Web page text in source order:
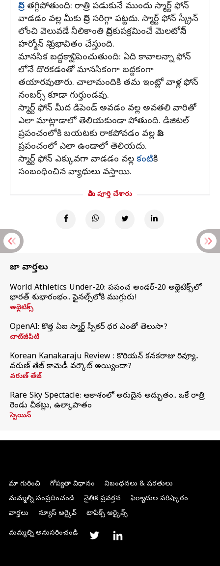
నిద్ర తగ్గిపోతుంది: రాత్రి పడుకునే ముందు స్మార్ట్ ఫోన్
వాడడం వల్ల మీకు నిద్ర సరిగ్గా పట్టదు. స్మార్ట్ ఫోన్ స్క్రీన్
లోంచి వెలువడే నీలికాంతి నిద్రకుపక్రమించే మెలటోనిన్
హర్మోన్ ని ప్రభావితం చేస్తుంది.
మానసిక బద్దకాన్ని పెంచుతుంది: ఏది కావాలన్నా ఫోన్
లోనే దొరకడంతో మానసికంగా బద్దకంగా
తయారవుతారు. చాలామందికి తమ ఇంట్లో వాళ్ల ఫోన్
నంబర్స్ కూడా గుర్తుండవు.
స్మార్ట్ ఫోన్ మీద డిపెండ్ అవడం వల్ల అవతలి వారితో
ఎలా మాట్లాడాలో తెలియకుండా పోతుంది. డిజిటల్
ప్రపంచంలోకి బయటకు రాకపోవడం వల్ల నిజ
ప్రపంచంలో ఎలా ఉండాలో తెలియదు.
స్మార్ట్ ఫోన్ ఎక్కువగా వాడడం వల్ల కంటికి
సంబంధించిన వ్యాధులు వస్తాయి.
మీరు పూర్తి చేశారు
తాజా వార్తలు
World Athletics Under-20: ప్రపంచ అండర్-20 అథ్లెటిక్స్‌లో
భారత్‌ శుభారంభం.. ఫైనల్స్‌లోకి ముగ్గురు!
అథ్లెటిక్స్
OpenAI: కొత్త ఏఐ స్మార్ట్ స్పీకర్ ధర ఎంతో తెలుసా?
చాట్‌జీపీటీ
Korean Kanakaraju Review : కొరియన్ కనకరాజు రివ్యూ..
వరుణ్ తేజ్ కామెడీ వర్కౌట్ అయ్యిందా?
వరుణ్ తేజ్
Rare Sky Spectacle: ఆకాశంలో అరుదైన అద్భుతం.. ఒకే రాత్రి
రెండు చీకట్లు, ఉల్కాపాతం
స్పెయిన్
మా గురించి గోప్యతా విధానం
నిబంధనలు & షరతులు
మమ్మల్ని సంప్రదించండి
నైతిక ప్రవర్తన
ఫిర్యాదుల పరిష్కారం
వార్తలు
న్యూస్ ఆర్కైవ్ టాపిక్స్ ఆర్కైవ్స్
మమ్మల్ని అనుసరించండి